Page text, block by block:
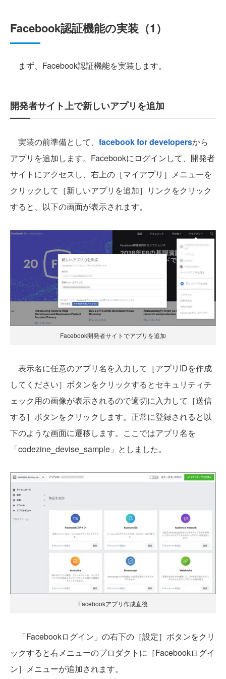
Facebook認証機能の実装（1）
まず、Facebook認証機能を実装します。
開発者サイト上で新しいアプリを追加
実装の前準備として、 facebook for developersから
アプリを追加します。Facebookにログインして、開発者
サイトにアクセスし、右上の［マイアプリ］メニューを
クリックして［新しいアプリを追加］リンクをクリック
すると、以下の画面が表示されます。
Facebook開発者サイトでアプリを追加
表示名に任意のアプリ名を入力して［アプリIDを作成
してください］ボタンをクリックするとセキュリティチ
ェック用の画像が表示されるので適切に入力して［送信
する］ボタンをクリックします。正常に登録されると以
下のような画面に遷移します。ここではアプリ名を
「codezine_devise_sample」としました。
Facebookアプリ作成直後
「Facebookログイン」の右下の［設定］ボタンをクリ
ックすると右メニューのプロダクトに［Facebookログイ
ン］メニューが追加されます。